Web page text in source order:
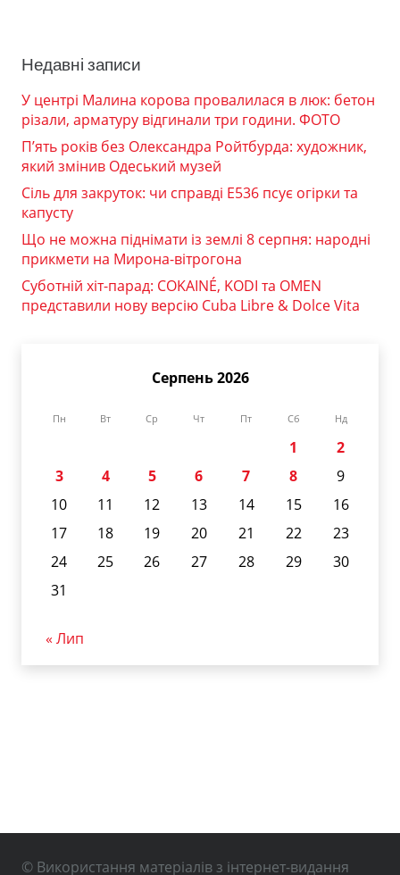
Недавні записи
У центрі Малина корова провалилася в люк: бетон
різали, арматуру відгинали три години. ФОТО
П’ять років без Олександра Ройтбурда: художник,
який змінив Одеський музей
Сіль для закруток: чи справді Е536 псує огірки та
капусту
Що не можна піднімати із землі 8 серпня: народні
прикмети на Мирона-вітрогона
Суботній хіт-парад: COKAINÉ, KODI та OMEN
представили нову версію Cuba Libre & Dolce Vita
Серпень 2026
Пн Вт Ср Чт Пт Сб Нд
1
2
3
4 5 6 7 8
9
10
11 12 13 14 15
16
17
18 19 20 21 22
23
24
25 26 27 28 29
30
31
« Лип
© Використання матеріалів з інтернет-видання